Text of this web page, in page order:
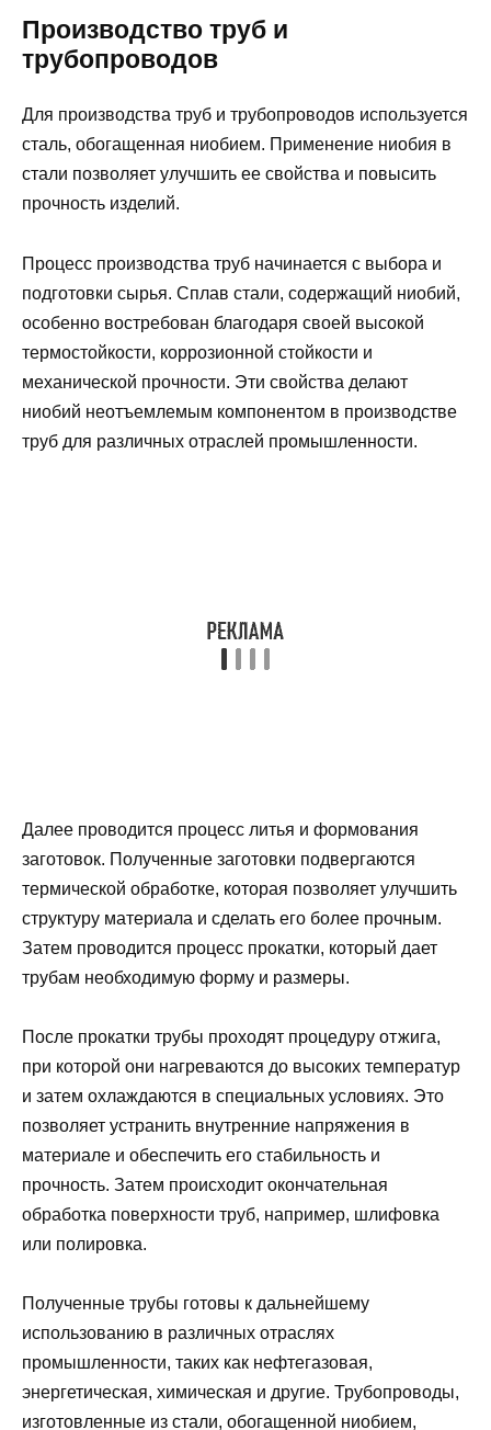
Производство труб и
трубопроводов
Для производства труб и трубопроводов используется
сталь, обогащенная ниобием. Применение ниобия в
стали позволяет улучшить ее свойства и повысить
прочность изделий.
Процесс производства труб начинается с выбора и
подготовки сырья. Сплав стали, содержащий ниобий,
особенно востребован благодаря своей высокой
термостойкости, коррозионной стойкости и
механической прочности. Эти свойства делают
ниобий неотъемлемым компонентом в производстве
труб для различных отраслей промышленности.
Далее проводится процесс литья и формования
заготовок. Полученные заготовки подвергаются
термической обработке, которая позволяет улучшить
структуру материала и сделать его более прочным.
Затем проводится процесс прокатки, который дает
трубам необходимую форму и размеры.
После прокатки трубы проходят процедуру отжига,
при которой они нагреваются до высоких температур
и затем охлаждаются в специальных условиях. Это
позволяет устранить внутренние напряжения в
материале и обеспечить его стабильность и
прочность. Затем происходит окончательная
обработка поверхности труб, например, шлифовка
или полировка.
Полученные трубы готовы к дальнейшему
использованию в различных отраслях
промышленности, таких как нефтегазовая,
энергетическая, химическая и другие. Трубопроводы,
изготовленные из стали, обогащенной ниобием,